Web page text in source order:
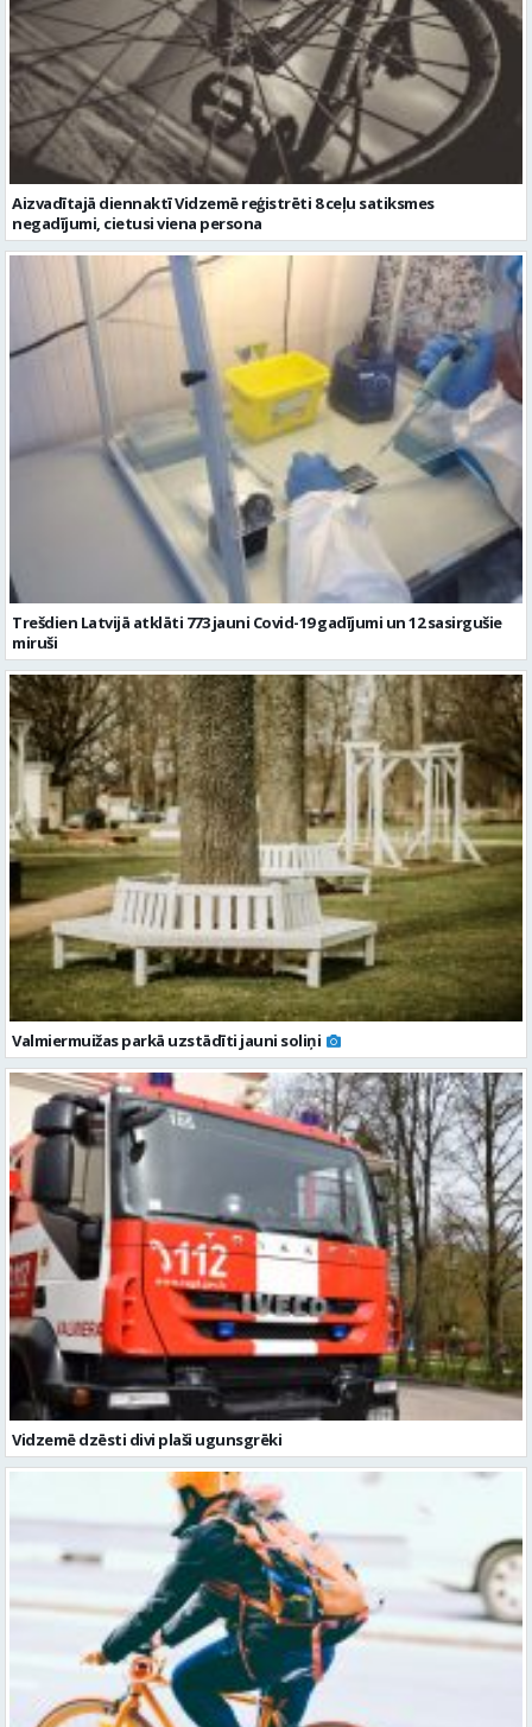
Aizvadītajā diennaktī Vidzemē reģistrēti 8 ceļu satiksmes
negadījumi, cietusi viena persona
Trešdien Latvijā atklāti 773 jauni Covid-19 gadījumi un 12 sasirgušie
miruši
Valmiermuižas parkā uzstādīti jauni soliņi
Vidzemē dzēsti divi plaši ugunsgrēki